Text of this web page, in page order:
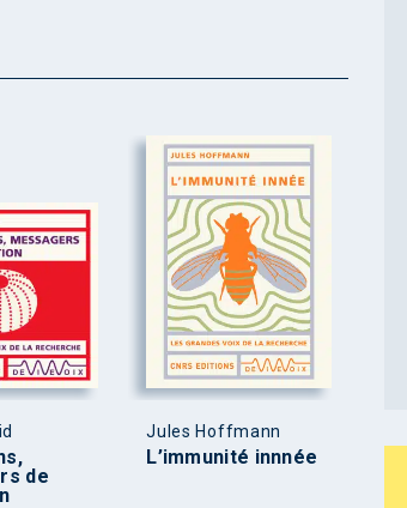
de
Jules Hoffmann
L’immunité innnée